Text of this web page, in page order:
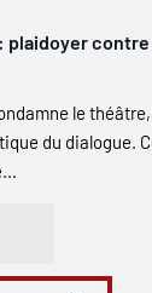
plaidoyer
le
du dialogue.